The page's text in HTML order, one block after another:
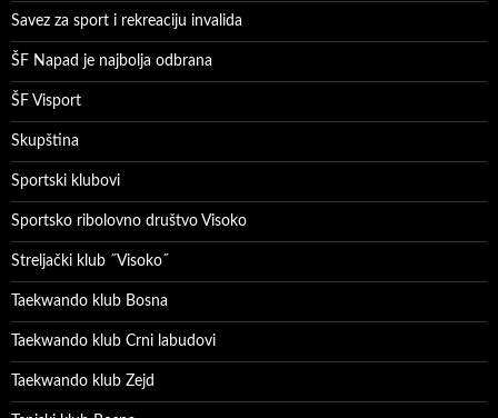
Savez za sport i rekreaciju invalida
ŠF Napad je najbolja odbrana
ŠF Visport
Skupština
Sportski klubovi
Sportsko ribolovno društvo Visoko
Streljački klub ˝Visoko˝
Taekwando klub Bosna
Taekwando klub Crni labudovi
Taekwando klub Zejd